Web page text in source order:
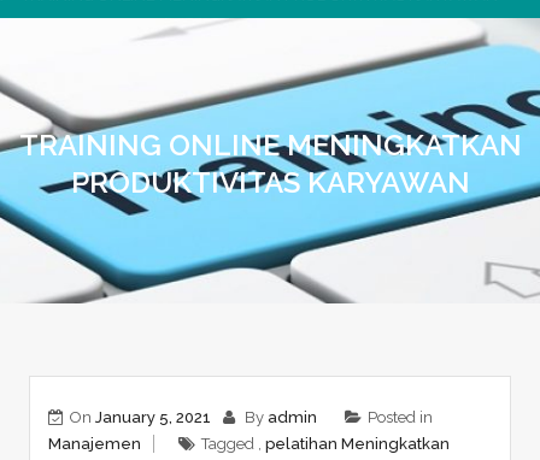
TRAINING ONLINE MENINGKATKAN
PRODUKTIVITAS KARYAWAN
On January 5, 2021 By admin
Posted in
Manajemen
Tagged , pelatihan Meningkatkan